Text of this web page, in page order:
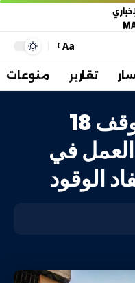
Aa
تقارير منوعات
“الهلال الأحمر”: توقف 18
في
الوقود